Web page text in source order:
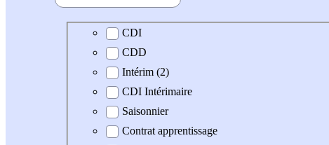
Type de contrat
CDI
CDD
Intérim (2)
CDI Intérimaire
Saisonnier
Contrat apprentissage